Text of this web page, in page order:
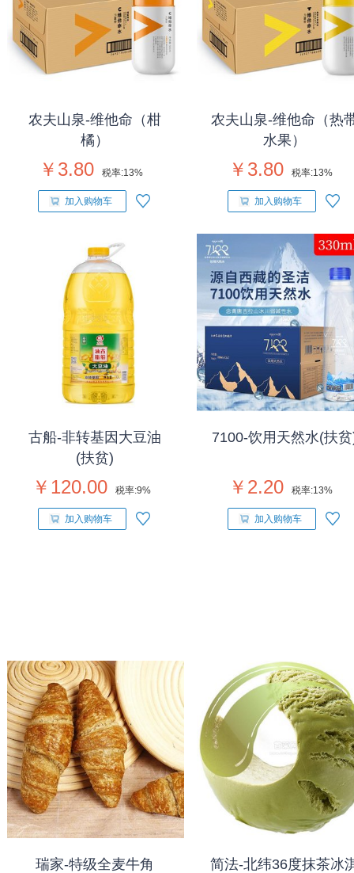
农夫山泉-维他命（柑
橘）
￥3.80 税率:13%
加入购物车
农夫山泉-维他命（热
水果）
￥3.80 税率:13%
加入购物车
古船-非转基因大豆油
(扶贫)
￥120.00 税率:9%
加入购物车
7100-饮用天然水(扶
￥2.20 税率:13%
加入购物车
瑞家-特级全麦牛角
简法-北纬36度抹茶冰